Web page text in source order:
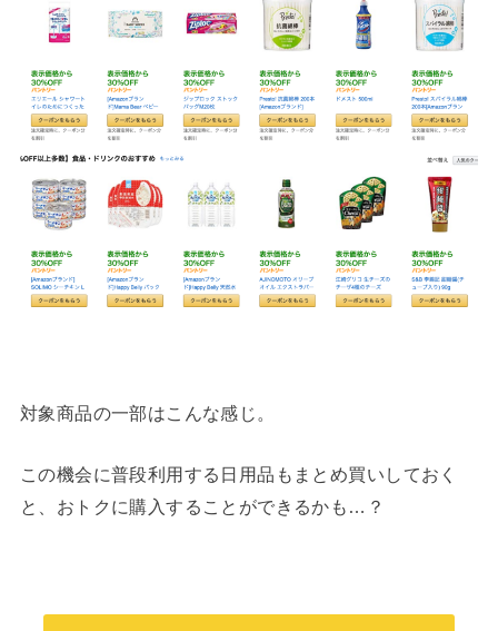
対象商品の一部はこんな感じ。
この機会に普段利用する日用品もまとめ買いしておく
と、おトクに購入することができるかも…？